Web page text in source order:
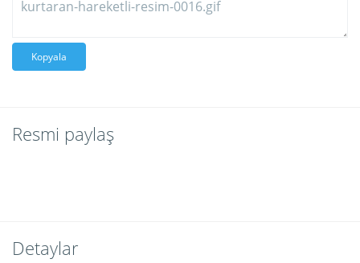
Kopyala
Resmi paylaş
Detaylar